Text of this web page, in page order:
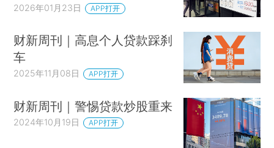
2026年01月23日 APP打开
财新周刊｜高息个人贷款踩刹
车
2025年11月08日 APP打开
财新周刊｜警惕贷款炒股重来
2024年10月19日 APP打开